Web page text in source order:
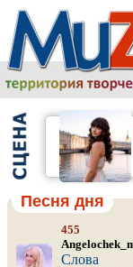
Песня дня
455
Слова